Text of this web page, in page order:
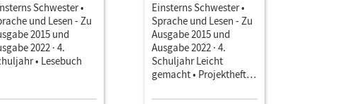
Schwester •
und Lesen - Zu
2015 und
2022 · 4.
• Lesebuch
Einsterns Schwester •
Sprache und Lesen - Zu
Ausgabe 2015 und
Ausgabe 2022 · 4.
Schuljahr Leicht
gemacht • Projektheft